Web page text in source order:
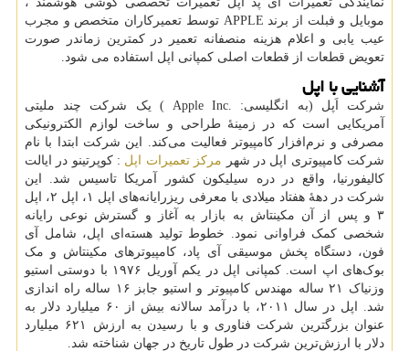
موبایل و فبلت از برند APPLEتوسط تعمیرکاران متخصص و مجرب
عیب یابی و اعلام هزینه منصفانه تعمیر در کمترین زماندر صورت
تعویض قطعات از قطعات اصلی کمپانی اپل استفاده می شود.
آشنایی با اپل
شرکت اَپل (به انگلیسی:
) یک شرکت چند ملیتی
آمریکایی است که در زمینهٔ طراحی و ساخت لوازم الکترونیکی
مصرفی و نرم‌افزار کامپیوتر فعالیت می‌کند. این شرکت ابتدا با نام
شرکت کامپیوتری اپل در شهر مرکز تعمیرات اپل :کوپرتینو در ایالت
کالیفورنیا، واقع در دره سیلیکون کشور آمریکا تاسیس شد. این
شرکت در دهه‌ٔ هفتاد میلادی با معرفی ریزرایانه‌های اپل ۱ ، اپل ۲، اپل
۳ و پس از آن مکینتاش به بازار به آغاز و گسترش نوعی رایانه
شخصی کمک فراوانی نمود. خطوط تولید هسته‌ای اپل، شامل آی
فون، دستگاه پخش موسیقی آی پاد، کامپیوترهای مکینتاش و مک
بوک‌های اپ است. کمپانی اپل در یکم آوریل ۱۹۷۶ با دوستی استیو
وزنیاک
۲۱ساله مهندس کامپیوتر و استیو جابز ۱۶ ساله راه اندازی
شد. اپل در سال ۲۰۱۱، با درآمد سالانه بیش از ۶۰ میلیارد دلار به
عنوان بزرگترین شرکت فناوری و با رسیدن به ارزش
۶۲۱ میلیارد
دلار با ارزش‌ترین شرکت در طول تاریخ در جهان شناخته شد